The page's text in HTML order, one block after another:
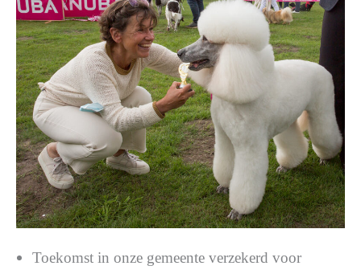
Toekomst in onze gemeente verzekerd voor